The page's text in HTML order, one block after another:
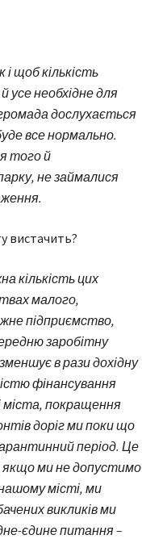
щоб кількість
усе необхідне для
дослухається
все нормально.
того й
не займалися
вистачить?
кількість цих
малого,
підприємство,
заробітну
в рази дохідну
фінансування
міста, покращення
доріг ми поки що
період. Це
якщо ми не допустимо
місті, ми
викликів ми
єдине питання –